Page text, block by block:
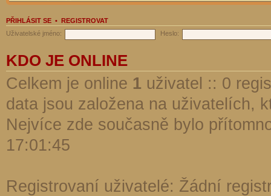
PŘIHLÁSIT SE • REGISTROVAT
Uživatelské jméno:
Heslo:
KDO JE ONLINE
Celkem je online 1 uživatel :: 0
data jsou založena na uživatelích,
Nejvíce zde současně bylo
17:01:45
Registrovaní uživatelé: Žádní